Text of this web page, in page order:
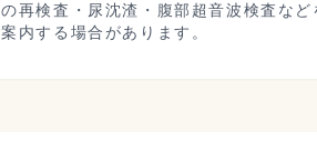
再検査・尿沈渣・腹部超音波検査な
内する場合があります。